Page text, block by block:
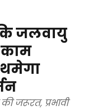
जलवायु
काम
जरूरत, प्रभावी